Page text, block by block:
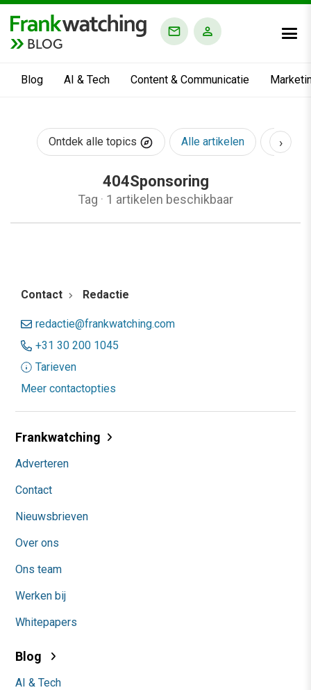
BLOG
Blog AI & Tech Content & Communicatie
Ontdek alle topics Alle artikelen AI &
›
404Sponsoring
Tag · 1 artikelen beschikbaar
Contact Redactie
redactie@frankwatching.com
+31 30 200 1045
Tarieven
Meer contactopties
Frankwatching
Adverteren
Contact
Nieuwsbrieven
Over ons
Ons team
Werken bij
Whitepapers
Blog
AI & Tech